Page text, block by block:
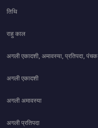
तिथि
राहु काल
अगली एकादशी, अमावस्या, प्रतिपदा, पंचक
अगली एकादशी
अगली अमावस्या
अगली प्रतिपदा